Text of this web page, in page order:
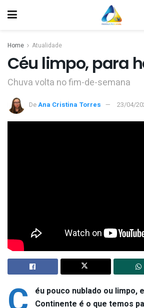
Home Atualidade
Céu limpo, para
Chuva volta no fim-de-semana
DeAna Cristina Torres 23/04/
éu pouco nublado ou limpo,
Continente é o que temos